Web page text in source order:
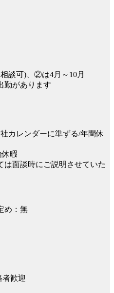
談可)、②は4月～10月
勤があります
カレンダーに準ずる/年間休
休暇
面談時にご説明させていた
め：無
歓迎